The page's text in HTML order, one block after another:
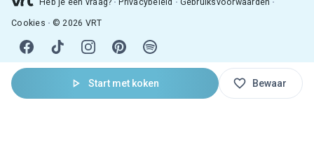
Start met koken Bewaar
Cookies © 2026 VRT